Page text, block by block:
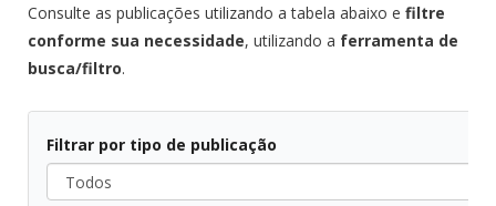
Consulte as publicações utilizando a tabela abaixo e filtre
conforme sua necessidade, utilizando a ferramenta de
busca/filtro.
Filtrar por tipo de publicação
Todos